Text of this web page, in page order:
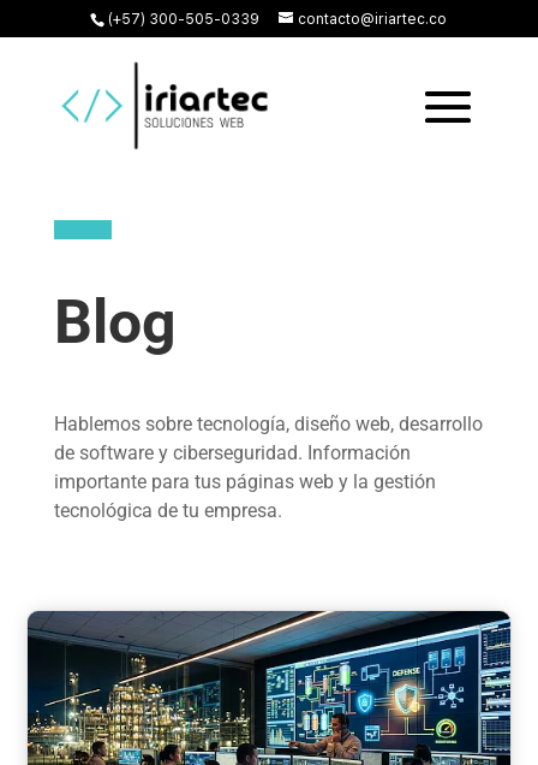
(+57) 300-505-0339 contacto@iriartec.co
Blog
Hablemos sobre tecnología, diseño web, desarrollo
de software y ciberseguridad. Información
importante para tus páginas web y la gestión
tecnológica de tu empresa.